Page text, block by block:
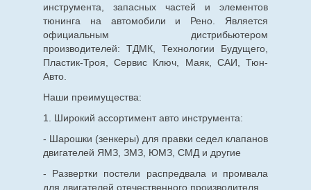
инструмента, запасных частей и элементов
тюнинга на автомобили и Рено. Является
официальным дистрибьютером
производителей: ТДМК, Технологии Будущего,
Пластик-Троя, Сервис Ключ, Маяк, САИ, Тюн-
Авто.
Наши преимущества:
1. Широкий ассортимент авто инструмента:
- Шарошки (зенкеры) для правки седел клапанов
двигателей ЯМЗ, ЗМЗ, ЮМЗ, СМД и другие
- Развертки постели распредвала и промвала
для двигателей отечественного производителя.